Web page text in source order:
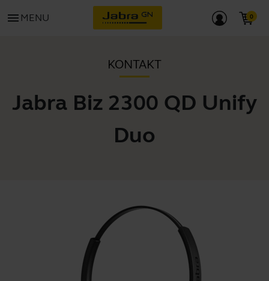
menu MENU
KONTAKT
Jabra Biz 2300 QD Unify
Duo